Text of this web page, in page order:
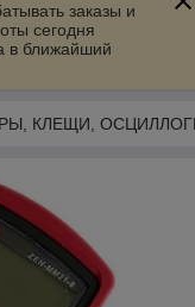
заказы и
сегодня
в ближайший
КЛЕЩИ,